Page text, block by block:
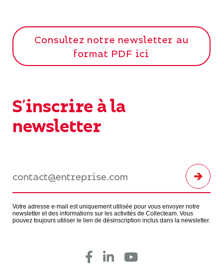
Consultez notre newsletter au
format PDF ici
S'inscrire à la
newsletter
Votre adresse e-mail est uniquement utilisée pour vous envoyer notre
newsletter et des informations sur les activités de Collecteam. Vous
pouvez toujours utiliser le lien de désinscription inclus dans la newsletter.